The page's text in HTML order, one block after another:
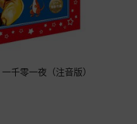
千零一夜（注音版）